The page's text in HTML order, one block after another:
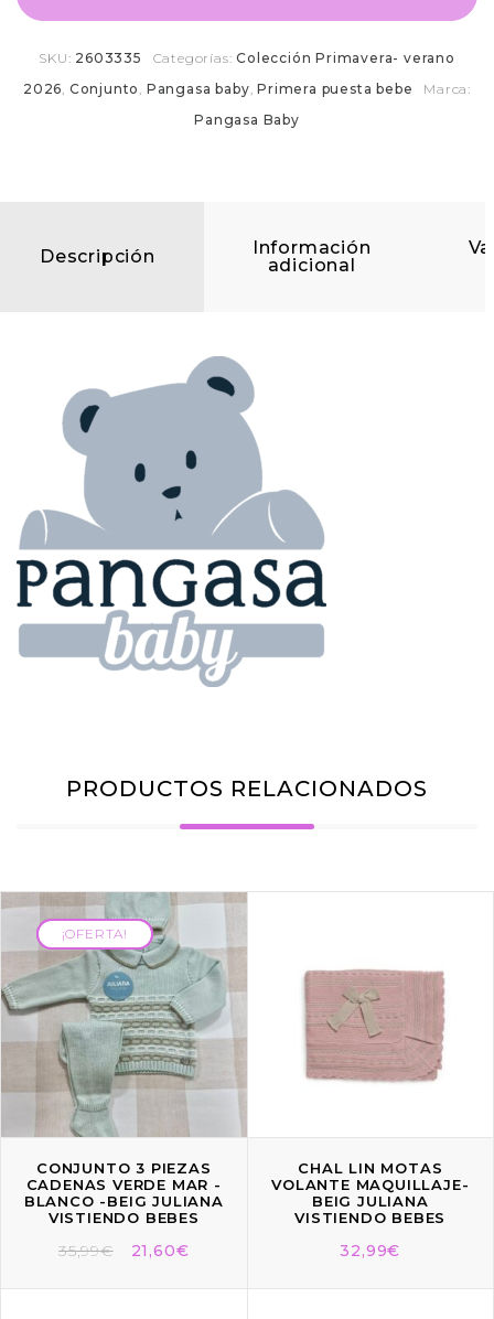
SKU: 2603335 Categorías:Colección Primavera- verano
2026 Conjunto Pangasa baby ,Primera puesta bebe
Marca:
Pangasa Baby
Descripción
Información
adicional
PRODUCTOS RELACIONADOS
¡OFERTA!
¡OFERTA!
CONJUNTO 3 PIEZAS
CADENAS VERDE MAR -
BLANCO -BEIG JULIANA
VISTIENDO BEBES
35,99€ 21,60€
CHAL LIN MOTAS
VOLANTE MAQUILLAJE-
BEIG JULIANA
VISTIENDO BEBES
32,99€